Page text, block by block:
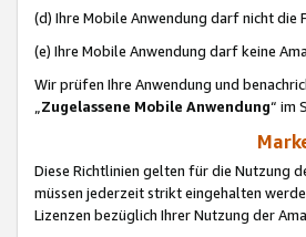
(d) Ihre Mobile Anwendung darf nicht die
(e) Ihre Mobile Anwendung darf keine
Wir prüfen Ihre Anwendung und
„Zugelassene Mobile Anwendung“ im
Diese Richtlinien gelten für die Nutzung
müssen jederzeit strikt eingehalten
Lizenzen bezüglich Ihrer Nutzung der